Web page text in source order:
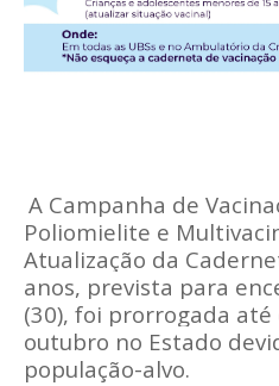
A Campanha de
Poliomielite e
Atualização da
anos, prevista para
(30), foi prorrogada até
outubro no Estado
população-alvo.